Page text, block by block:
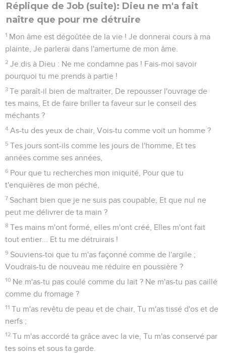
Réplique de Job (suite): Dieu ne m'a fait
naître que pour me détruire
1 Mon âme est dégoûtée de la vie ! Je donnerai cours à ma
plainte, Je parlerai dans l'amertume de mon âme.
2 Je dis à Dieu : Ne me condamne pas ! Fais-moi savoir
pourquoi tu me prends à partie !
3 Te paraît-il bien de maltraiter, De repousser l'ouvrage de
tes mains, Et de faire briller ta faveur sur le conseil des
méchants ?
4 As-tu des yeux de chair, Vois-tu comme voit un homme ?
5 Tes jours sont-ils comme les jours de l'homme, Et tes
années comme ses années,
6 Pour que tu recherches mon iniquité, Pour que tu
t'enquières de mon péché,
7 Sachant bien que je ne suis pas coupable, Et que nul ne
peut me délivrer de ta main ?
8 Tes mains m'ont formé, elles m'ont créé, Elles m'ont fait
tout entier... Et tu me détruirais !
9 Souviens-toi que tu m'as façonné comme de l'argile ;
Voudrais-tu de nouveau me réduire en poussière ?
10 Ne m'as-tu pas coulé comme du lait ? Ne m'as-tu pas caillé
comme du fromage ?
11 Tu m'as revêtu de peau et de chair, Tu m'as tissé d'os et de
nerfs ;
12 Tu m'as accordé ta grâce avec la vie, Tu m'as conservé par
tes soins et sous ta garde.